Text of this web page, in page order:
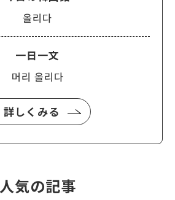
올리다
一日一文
머리 올리다
詳しくみる
人気の記事